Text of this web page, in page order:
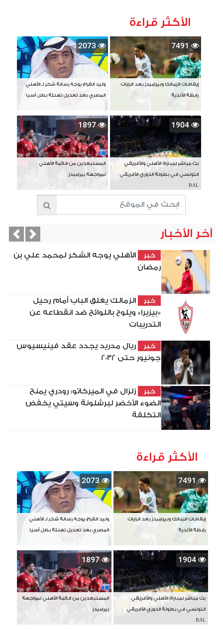
الأكثر قراءة
7491
إيقافات الزمالك وبيراميدز بعد قرارات
رابطة الأندية
2073
وليد الفراج يوجه رسالة شكر لـ الأهلي
المصري بعد تعديل تهنئة بطل آسيا
1904
بث مباشر لمباراة الأهلي والأفريقي
التونسي في بطولة الدوري الأفريقي
BAL
1897
المستبعدين من قائمة الأهلي
لمواجهة بيراميدز
آخر الأخبار
خبر
الأهلي يوجه الشكر لمحمد علي بن
رمضان
خبر
الزمالك يغلق الباب أمام رحيل
«بيزيرا» ويلوح باللوائح ضد انقطاعه عن
التدريبات
خبر
ريال مدريد يجدد عقد فينيسيوس
جونيور حتى 2032
خبر
زلزال في الميركاتو: رودري يمنح
الضوء الأخضر لبرشلونة وسيتي يخفض
التكلفة
Next
الأكثر قراءة
7491
إيقافات الزمالك وبيراميدز بعد قرارات
رابطة الأندية
2073
وليد الفراج يوجه رسالة شكر لـ الأهلي
المصري بعد تعديل تهنئة بطل آسيا
1904
بث مباشر لمباراة الأهلي والأفريقي
التونسي في بطولة الدوري الأفريقي
BAL
1897
المستبعدين من قائمة الأهلي لمواجهة
بيراميدز